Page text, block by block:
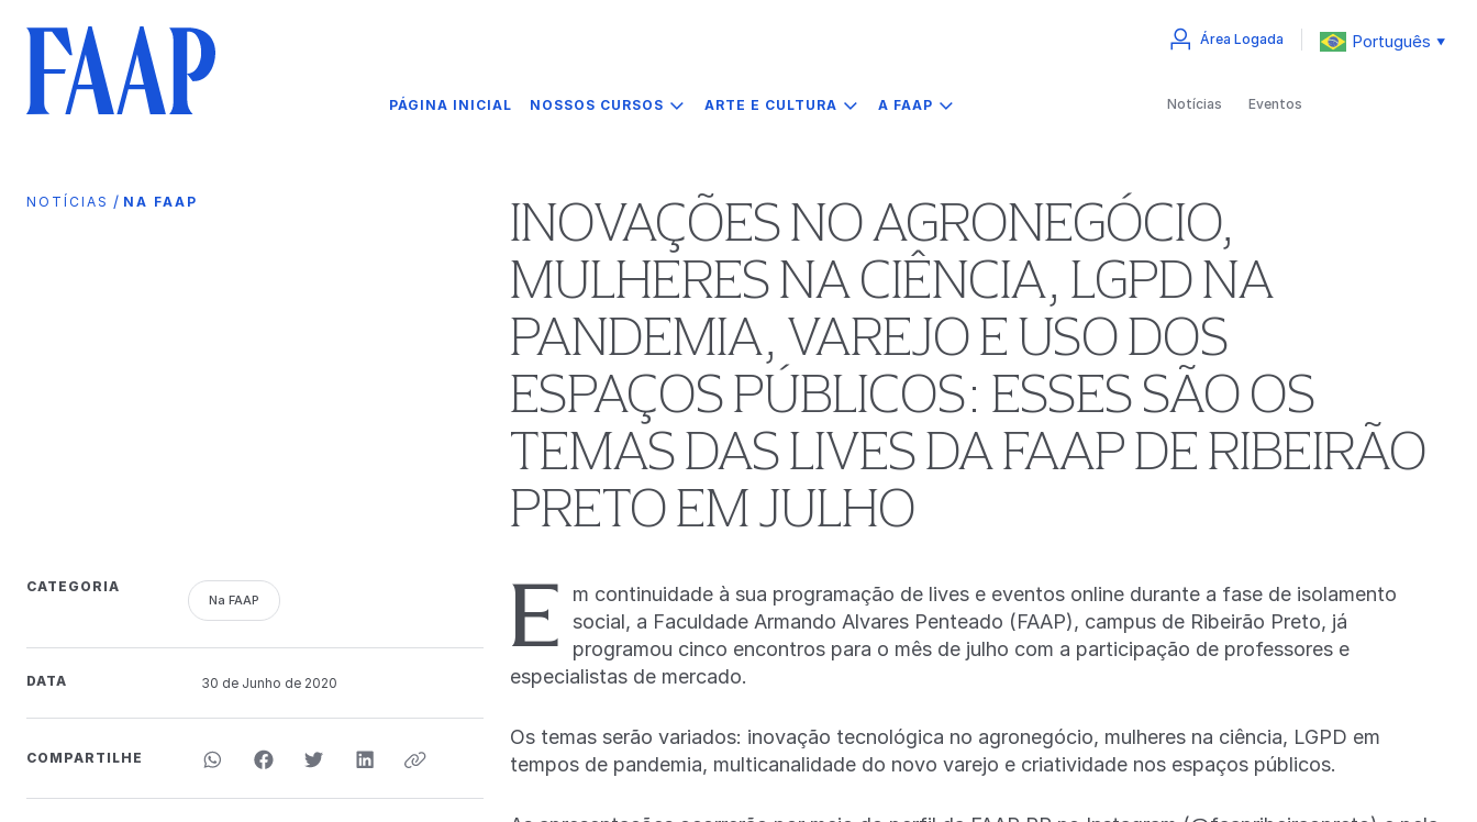
PÁGINA INICIAL NOSSOS CURSOS ARTE E CULTURA A FAAP
Área Logada Português ▼
Notícias Eventos
NOTÍCIAS / NA FAAP
INOVAÇÕES NO AGRONEGÓCIO,
MULHERES NA CIÊNCIA, LGPD NA
PANDEMIA, VAREJO E USO DOS
ESPAÇOS PÚBLICOS: ESSES SÃO OS
TEMAS DAS LIVES DA FAAP DE RIBEIRÃO
PRETO EM JULHO
CATEGORIA
Na FAAP
DATA 30 de Junho de 2020
COMPARTILHE
E
m continuidade à sua programação de lives e eventos online durante a fase de isolamento
social, a Faculdade Armando Alvares Penteado (FAAP), campus de Ribeirão Preto, já
programou cinco encontros para o mês de julho com a participação de professores e
especialistas de mercado.
Os temas serão variados: inovação tecnológica no agronegócio, mulheres na ciência, LGPD em
tempos de pandemia, multicanalidade do novo varejo e criatividade nos espaços públicos.